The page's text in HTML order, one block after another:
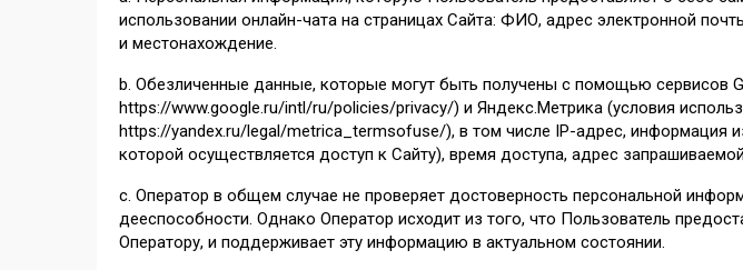
использовании онлайн-чата на страницах Сайта: ФИО, адрес электронной
и местонахождение.
b. Обезличенные данные, которые могут быть получены с помощью сервисов
https://www.google.ru/intl/ru/policies/privacy/) и Яндекс.Метрика (условия
https://yandex.ru/legal/metrica_termsofuse/), в том числе IP-адрес,
которой осуществляется доступ к Сайту), время доступа, адрес
с. Оператор в общем случае не проверяет достоверность персональной
дееспособности. Однако Оператор исходит из того, что Пользователь
Оператору, и поддерживает эту информацию в актуальном состоянии.